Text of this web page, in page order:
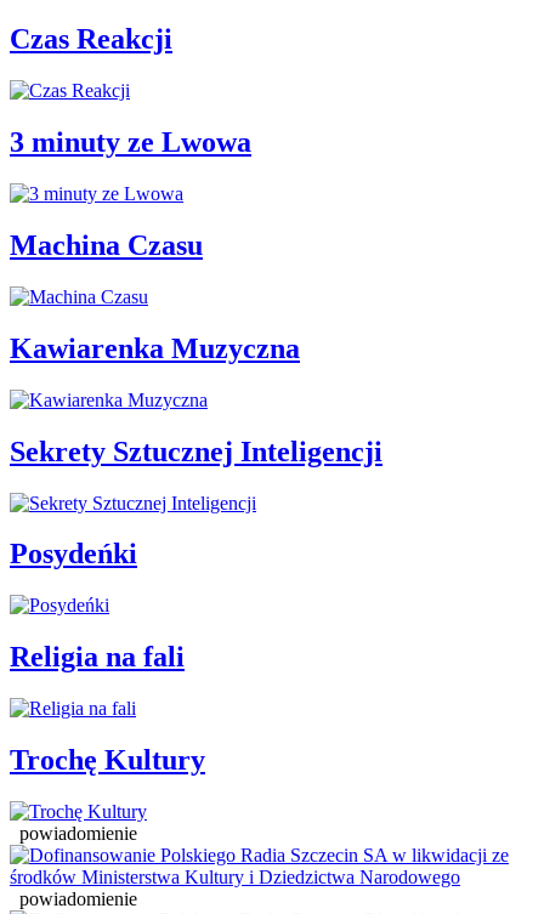
Czas Reakcji
3 minuty ze Lwowa
Machina Czasu
Kawiarenka Muzyczna
Sekrety Sztucznej Inteligencji
Posydeńki
Religia na fali
Trochę Kultury
powiadomienie
powiadomienie